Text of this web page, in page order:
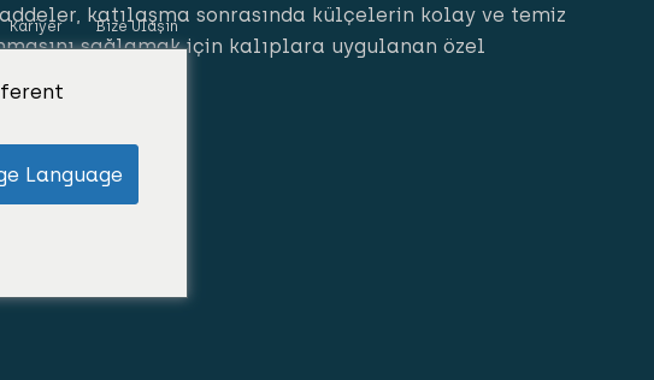
Kariyer Bize Ulaşın
katılaşma sonrasında külçelerin kolay ve temiz
sağlamak için kalıplara uygulanan özel
Language